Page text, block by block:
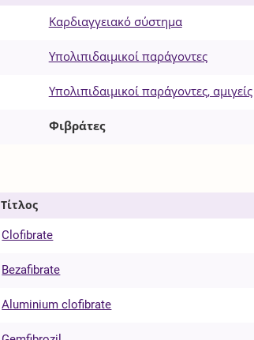
Καρδιαγγειακό σύστημα
Υπολιπιδαιμικοί παράγοντες
Υπολιπιδαιμικοί παράγοντες, αμιγείς
Φιβράτες
Τίτλος
Clofibrate
Bezafibrate
Aluminium clofibrate